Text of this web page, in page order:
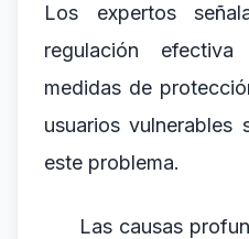
Los expertos
regulación
medidas de
usuarios
este problema.
Las causas